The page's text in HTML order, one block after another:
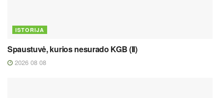
ISTORIJA
Spaustuvė, kurios nesurado KGB (II)
2026 08 08